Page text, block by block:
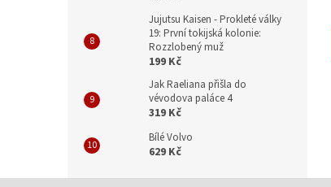
Jujutsu Kaisen - Prokleté války
19: První tokijská kolonie:
Rozzlobený muž
199 Kč
Jak Raeliana přišla do
vévodova paláce 4
319 Kč
Bílé Volvo
629 Kč